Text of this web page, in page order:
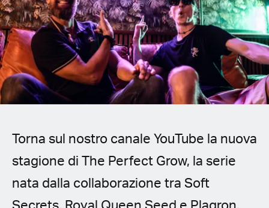
German
French
Italian
Polish
Torna sul nostro canale YouTube la nuova
stagione di The Perfect Grow, la serie
nata dalla collaborazione tra Soft